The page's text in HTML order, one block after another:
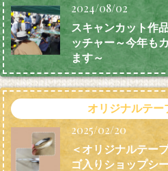
2024/08/02
スキャンカット作
ッチャー～今年も
ます～
オリジナルテー
2025/02/20
＜オリジナルテー
ゴ入りショップシ